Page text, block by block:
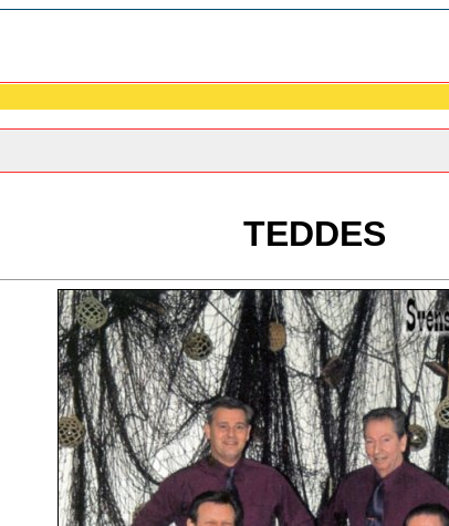
TEDDES